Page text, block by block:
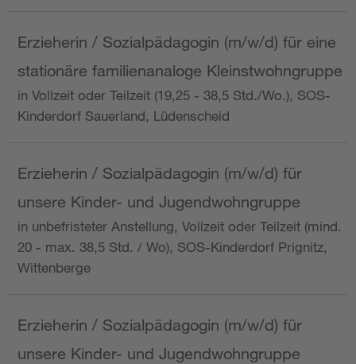
Erzieherin / Sozialpädagogin (m/w/d) für eine
stationäre familienanaloge Kleinstwohngruppe
in Vollzeit oder Teilzeit (19,25 - 38,5 Std./Wo.), SOS-
Kinderdorf Sauerland, Lüdenscheid
Erzieherin / Sozialpädagogin (m/w/d) für
unsere Kinder- und Jugendwohngruppe
in unbefristeter Anstellung, Vollzeit oder Teilzeit (mind.
20 - max. 38,5 Std. / Wo), SOS-Kinderdorf Prignitz,
Wittenberge
Erzieherin / Sozialpädagogin (m/w/d) für
unsere Kinder- und Jugendwohngruppe